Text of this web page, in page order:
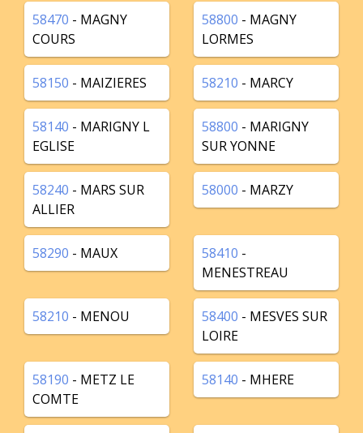
58470 - MAGNY
COURS
58800 - MAGNY
LORMES
58150 - MAIZIERES 58210 - MARCY
58140 - MARIGNY L
EGLISE
58800 - MARIGNY
SUR YONNE
58240 - MARS SUR
ALLIER
58000 - MARZY
58290 - MAUX 58410 -
MENESTREAU
58210 - MENOU 58400 - MESVES SUR
LOIRE
58190 - METZ LE
COMTE
58140 - MHERE